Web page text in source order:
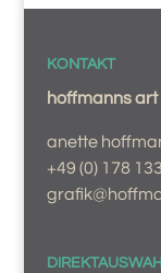
KONTAKT
hoffmanns art
anette
+49 (0) 178